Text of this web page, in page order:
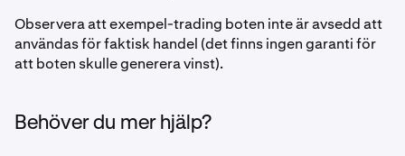
Observera att exempel-trading boten inte är avsedd att
användas för faktisk handel (det finns ingen garanti för
att boten skulle generera vinst).
Behöver du mer hjälp?